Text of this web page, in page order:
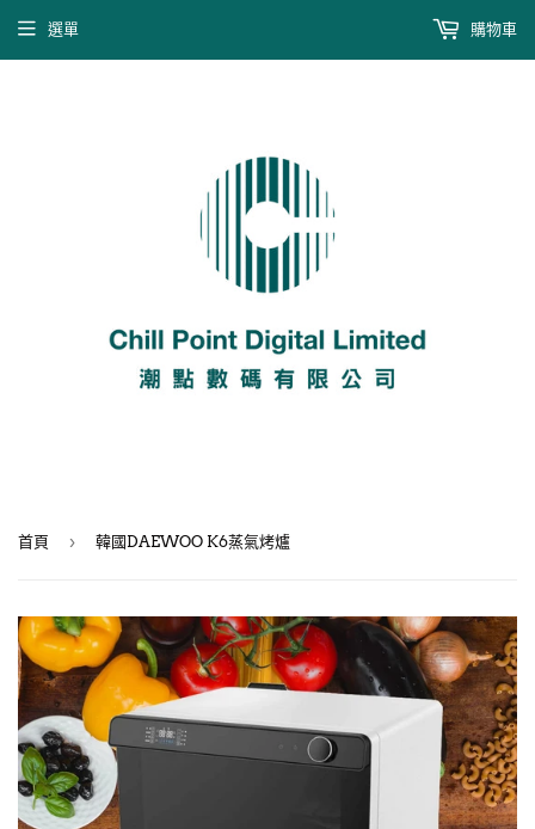
選單 購物車
首頁 › 韓國DAEWOO K6蒸氣烤爐